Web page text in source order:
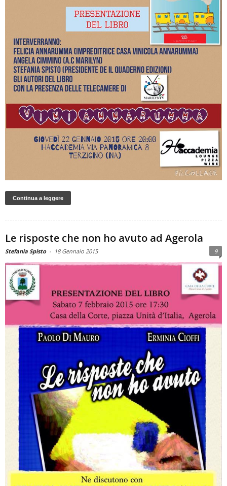
Continua a leggere
Le risposte che non ho avuto ad Agerola
Stefania Spisto - 18 Gennaio 2015 9